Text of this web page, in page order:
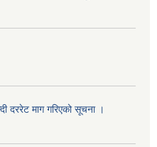
दररेट माग गरिएको सूचना ।